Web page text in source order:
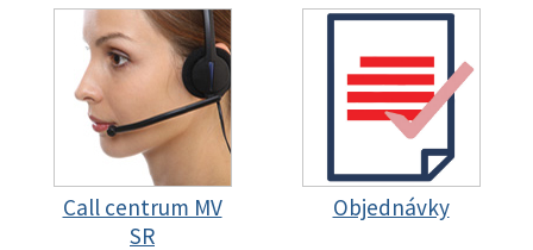
Call centrum MV
SR
Objednávky